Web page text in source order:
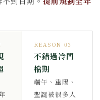
REASON 03
不錯過冷門
檔期
端午、重陽、
聖誕被很多人